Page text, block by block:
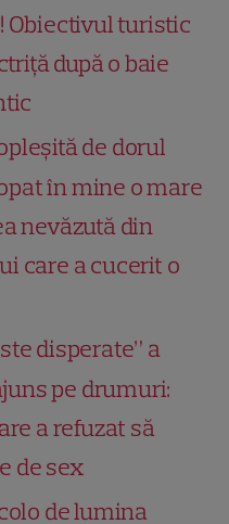
Obiectivul turistic
după o baie
de dorul
în mine o mare
nevăzută din
care a cucerit o
disperate” a
pe drumuri:
a refuzat să
de sex
de lumina